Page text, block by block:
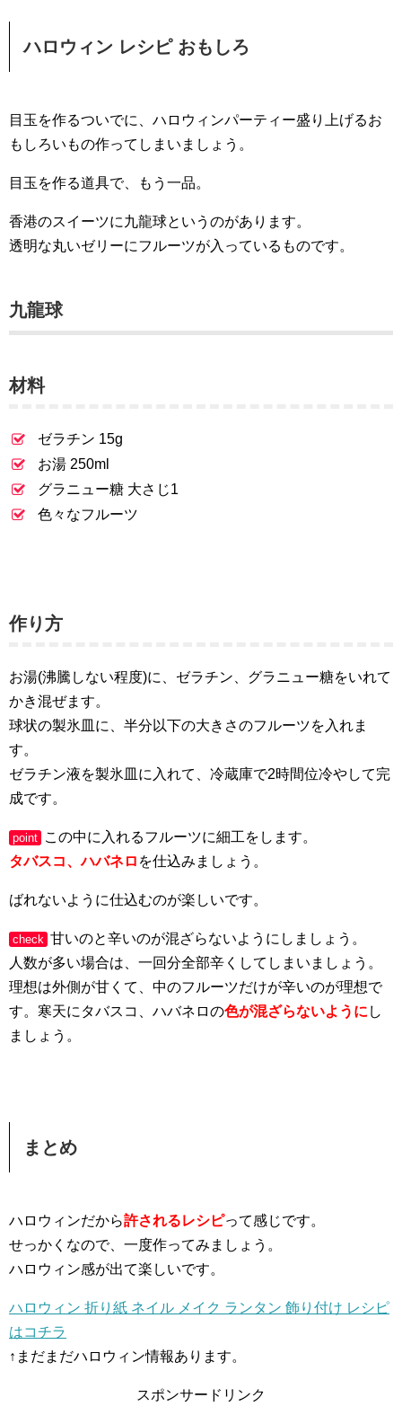
ハロウィン レシピ おもしろ
目玉を作るついでに、ハロウィンパーティー盛り上げるお
もしろいもの作ってしまいましょう。
目玉を作る道具で、もう一品。
香港のスイーツに九龍球というのがあります。
透明な丸いゼリーにフルーツが入っているものです。
九龍球
材料
ゼラチン 15g
お湯 250ml
グラニュー糖 大さじ1
色々なフルーツ
作り方
お湯(沸騰しない程度)に、ゼラチン、グラニュー糖をいれて
かき混ぜます。
球状の製氷皿に、半分以下の大きさのフルーツを入れま
す。
ゼラチン液を製氷皿に入れて、冷蔵庫で2時間位冷やして完
成です。
point
この中に入れるフルーツに細工をします。
タバスコ、ハバネロ を仕込みましょう。
ばれないように仕込むのが楽しいです。
check 甘いのと辛いのが混ざらないようにしましょう。
人数が多い場合は、一回分全部辛くしてしまいましょう。
理想は外側が甘くて、中のフルーツだけが辛いのが理想で
す。寒天にタバスコ、ハバネロの色が混ざらないように し
ましょう。
まとめ
ハロウィンだから許されるレシピって感じです。
せっかくなので、一度作ってみましょう。
ハロウィン感が出て楽しいです。
ハロウィン 折り紙 ネイル メイク ランタン 飾り付け レシピ
はコチラ
↑まだまだハロウィン情報あります。
スポンサードリンク